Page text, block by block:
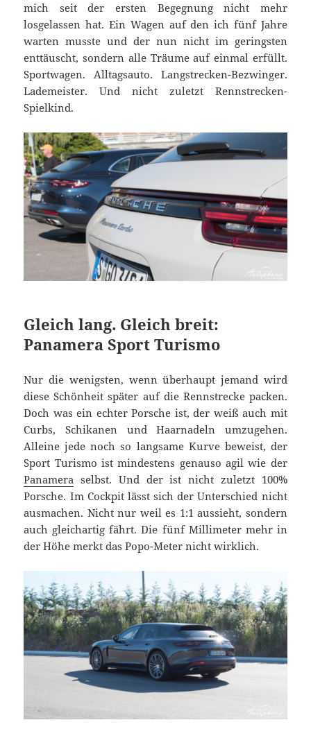
mich seit der ersten Begegnung nicht mehr
losgelassen hat. Ein Wagen auf den ich fünf Jahre
warten musste und der nun nicht im geringsten
enttäuscht, sondern alle Träume auf einmal erfüllt.
Sportwagen. Alltagsauto. Langstrecken-Bezwinger.
Lademeister. Und nicht zuletzt Rennstrecken-
Spielkind.
Gleich lang. Gleich breit:
Panamera Sport Turismo
Nur die wenigsten, wenn überhaupt jemand wird
diese Schönheit später auf die Rennstrecke packen.
Doch was ein echter Porsche ist, der weiß auch mit
Curbs, Schikanen und Haarnadeln umzugehen.
Alleine jede noch so langsame Kurve beweist, der
Sport Turismo ist mindestens genauso agil wie der
Panamera selbst. Und der ist nicht zuletzt 100%
Porsche. Im Cockpit lässt sich der Unterschied nicht
ausmachen. Nicht nur weil es 1:1 aussieht, sondern
auch gleichartig fährt. Die fünf Millimeter mehr in
der Höhe merkt das Popo-Meter nicht wirklich.